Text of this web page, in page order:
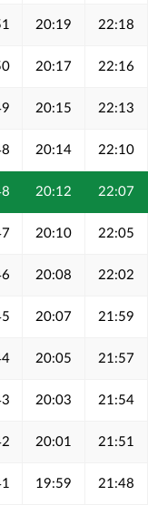
20:19 22:18
20:17 22:16
20:15 22:13
20:14 22:10
20:12 22:07
20:10 22:05
20:08 22:02
20:07 21:59
20:05 21:57
20:03 21:54
20:01 21:51
19:59 21:48